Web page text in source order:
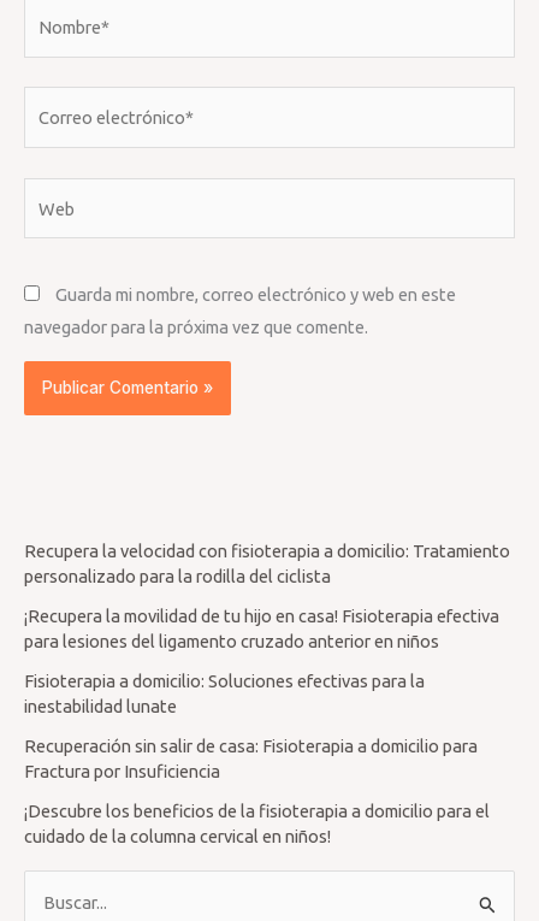
Guarda mi nombre, correo electrónico y web en este
navegador para la próxima vez que comente.
Recupera la velocidad con fisioterapia a domicilio: Tratamiento
personalizado para la rodilla del ciclista
¡Recupera la movilidad de tu hijo en casa! Fisioterapia efectiva
para lesiones del ligamento cruzado anterior en niños
Fisioterapia a domicilio: Soluciones efectivas para la
inestabilidad lunate
Recuperación sin salir de casa: Fisioterapia a domicilio para
Fractura por Insuficiencia
¡Descubre los beneficios de la fisioterapia a domicilio para el
cuidado de la columna cervical en niños!